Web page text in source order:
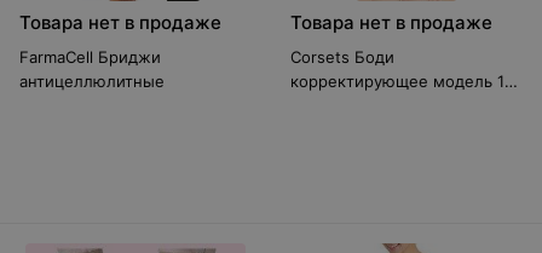
Товара нет в продаже
FarmaCell Бриджи
антицеллюлитные
Товара нет в продаже
Corsets Боди
корректирующее модель 18-